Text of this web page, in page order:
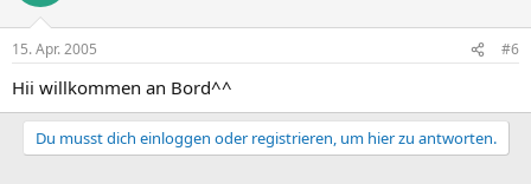
15. Apr. 2005 #6
Hii willkommen an Bord^^
Du musst dich einloggen oder registrieren, um hier zu antworten.